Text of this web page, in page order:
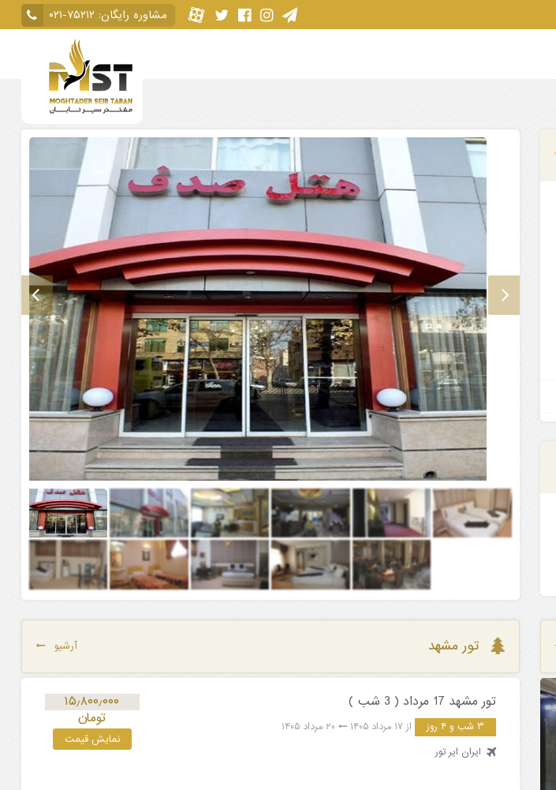
مشاوره رایگان: ۰۲۱-۷۵۲۱۲
تور مشهد آرشیو
تور مشهد 17 مرداد ( 3 شب )
۳ شب و ۴ روز از ۱۷ مرداد ۱۴۰۵
۲۰ مرداد ۱۴۰۵
ایران ایر تور
۱۵٫۸۰۰٫۰۰۰
تومان
نمایش قیمت